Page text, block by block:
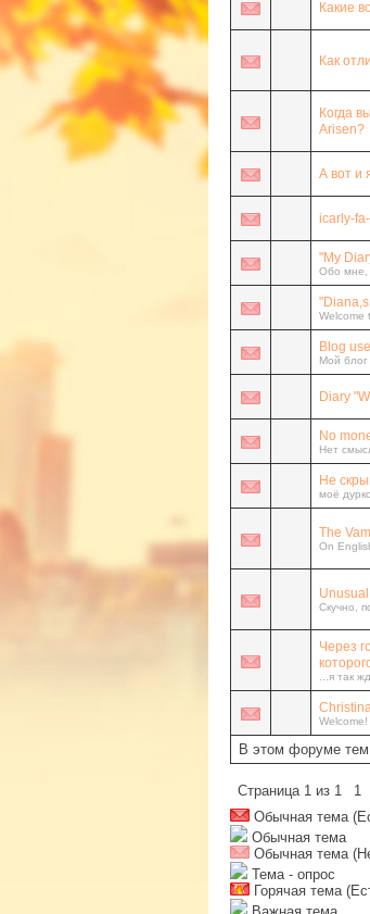
Какие
Как
Когда
Arisen?
А вот и
icarly-
"My
Обо мне,
Welcome
Blog
Мой блог
Diary
No
Нет
Не
моё
The
On
Скучно,
Через
...я так
Welcome!
В этом форуме
Страница 1 из 1
1
Обычная тема
Обычная тема
Обычная тема
Тема - опрос
Горячая тема